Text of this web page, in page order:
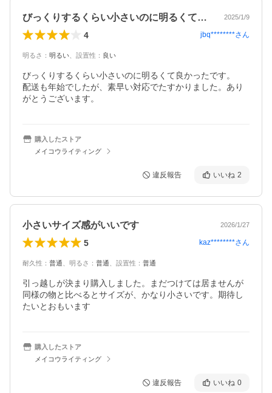
びっくりするくらい小さいのに明るくて良… 2025/1/9
4 jbq********さん
明るさ ： 明るい 設置性 ： 良い
びっくりするくらい小さいのに明るくて良かったです。
配送も年始でしたが、素早い対応でたすかりました。あり
がとうございます。
購入したストア
メイコウライティング
違反報告 いいね 2
小さいサイズ感がいいです 2026/1/27
5 kaz********さん
耐久性 ： 普通 明るさ ： 普通 設置性 ： 普通
引っ越しが決まり購入しました。まだつけては居ませんが
同様の物と比べるとサイズが、かなり小さいです。期待し
たいとおもいます
購入したストア
メイコウライティング
違反報告 いいね 0